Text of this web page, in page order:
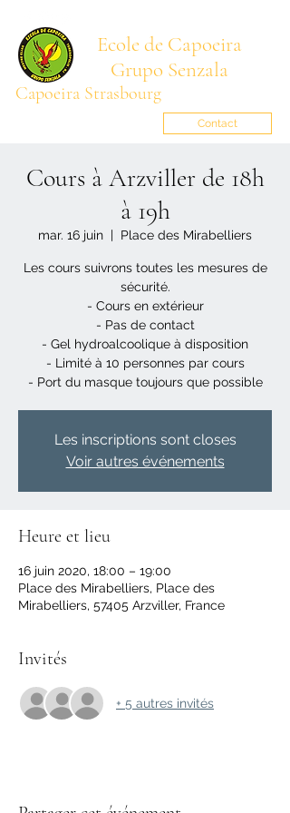
Ecole de Capoeira
Grupo Senzala
Capoeira Strasbourg
Contact
Cours à Arzviller de 18h
à 19h
mar. 16 juin
  |
Place des Mirabelliers
Les cours suivrons toutes les mesures de
sécurité.
- Cours en extérieur
- Pas de contact
- Gel hydroalcoolique à disposition
- Limité à 10 personnes par cours
- Port du masque toujours que possible
Les inscriptions sont closes
Voir autres événements
Heure et lieu
16 juin 2020, 18:00 – 19:00
Place des Mirabelliers, Place des
Mirabelliers, 57405 Arzviller, France
Invités
+ 5 autres invités